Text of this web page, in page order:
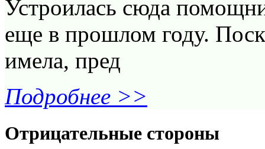
Устроилась сюда
еще в прошлом году.
имела, пред
Подробнее >>
Отрицательные стороны